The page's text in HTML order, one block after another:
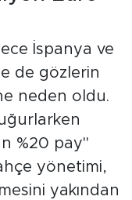
İspanya ve
de gözlerin
neden oldu.
%20 pay"
yönetimi,
yakından